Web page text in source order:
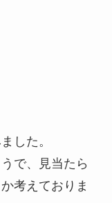
した。
で、見当たら
考えておりま